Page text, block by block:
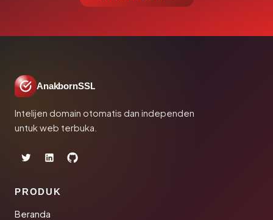
AnakbornSSL
Intelijen domain otomatis dan independen
untuk web terbuka.
PRODUK
Beranda